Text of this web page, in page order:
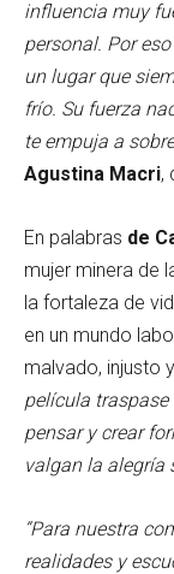
influencia muy
personal. Por
un lugar que
frío. Su fuerza
te empuja a
Agustina Macri,
En palabras de
mujer minera de
la fortaleza de
en un mundo
malvado, injusto
película
pensar y crear
valgan la alegría
“Para nuestra
realidades y